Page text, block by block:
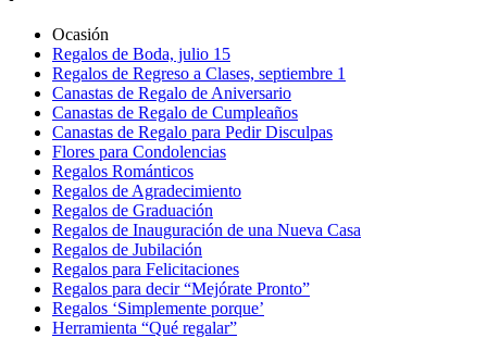
Ocasión
Regalos de Boda, julio 15
Regalos de Regreso a Clases, septiembre 1
Canastas de Regalo de Aniversario
Canastas de Regalo de Cumpleaños
Canastas de Regalo para Pedir Disculpas
Flores para Condolencias
Regalos Románticos
Regalos de Agradecimiento
Regalos de Graduación
Regalos de Inauguración de una Nueva Casa
Regalos de Jubilación
Regalos para Felicitaciones
Regalos para decir “Mejórate Pronto”
Regalos ‘Simplemente porque’
Herramienta “Qué regalar”